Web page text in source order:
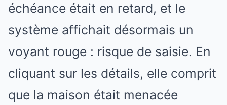
échéance était en retard, et le
système affichait désormais un
voyant rouge : risque de saisie. En
cliquant sur les détails, elle comprit
que la maison était menacée